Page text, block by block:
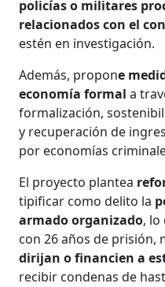
policías o militares
relacionados con el
estén en investigación.
Además, propone
economía formal a
formalización,
y recuperación de
por economías
El proyecto plantea
tipificar como delito la
armado organizado, lo
con 26 años de prisión,
dirijan o financien a
recibir condenas de